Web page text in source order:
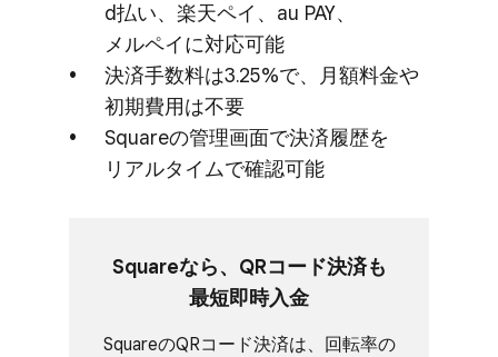
d払い、​楽天ペイ、​au PAY、​
メルペイに​対応可能
決済手数料は​3.25%で、​月額料金や​
初期費用は​不要
Squareの​管理画面で​決済履歴を​
リアルタイムで​確認可能
Squareなら、​QRコード決済も​
最短即時入金
Squareの​QRコード決済は、​回転率の​